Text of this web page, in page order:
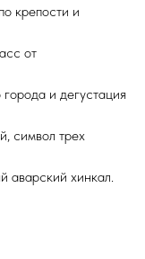
крепости и
от
и дегустация
символ трех
аварский хинкал.